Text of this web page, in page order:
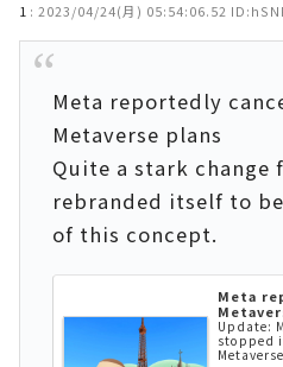
1 : 2023/04/24(月) 05:54:06.52
Meta reportedly
Metaverse plans
Quite a stark change
rebranded itself to
of this concept.
Meta
Update:
stopped